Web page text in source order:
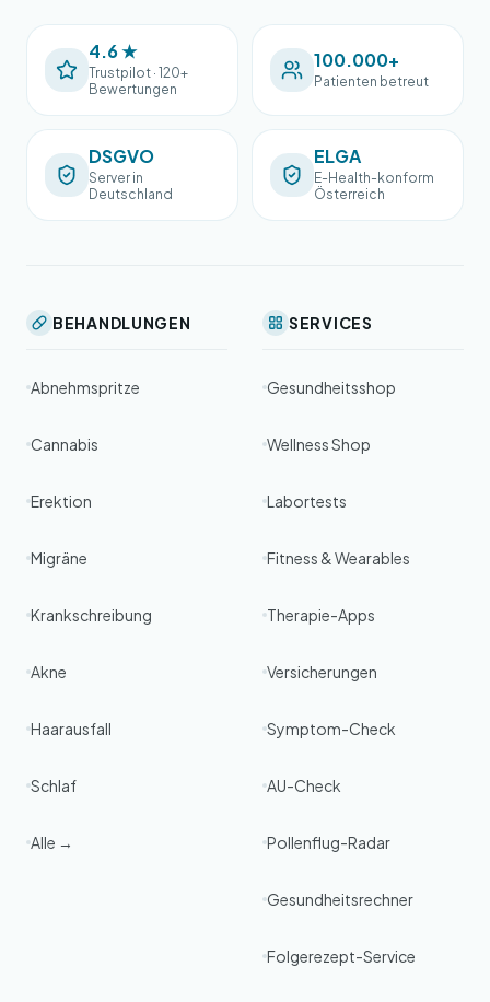
4.6 ★
Trustpilot · 120+
Bewertungen
100.000+
Patienten betreut
DSGVO
Server in
Deutschland
ELGA
E-Health-konform
Österreich
BEHANDLUNGEN
Abnehmspritze
Cannabis
Erektion
Migräne
Krankschreibung
Akne
Haarausfall
Schlaf
Alle →
SERVICES
Gesundheitsshop
Wellness Shop
Labortests
Fitness & Wearables
Therapie-Apps
Versicherungen
Symptom-Check
AU-Check
Pollenflug-Radar
Gesundheitsrechner
Folgerezept-Service